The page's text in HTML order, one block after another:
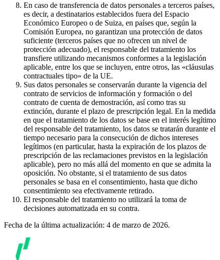
En caso de transferencia de datos personales a terceros países,
es decir, a destinatarios establecidos fuera del Espacio
Económico Europeo o de Suiza, en países que, según la
Comisión Europea, no garantizan una protección de datos
suficiente (terceros países que no ofrecen un nivel de
protección adecuado), el responsable del tratamiento los
transfiere utilizando mecanismos conformes a la legislación
aplicable, entre los que se incluyen, entre otros, las «cláusulas
contractuales tipo» de la UE.
Sus datos personales se conservarán durante la vigencia del
contrato de servicios de información y formación o del
contrato de cuenta de demostración, así como tras su
extinción, durante el plazo de prescripción legal. En la medida
en que el tratamiento de los datos se base en el interés legítimo
del responsable del tratamiento, los datos se tratarán durante el
tiempo necesario para la consecución de dichos intereses
legítimos (en particular, hasta la expiración de los plazos de
prescripción de las reclamaciones previstos en la legislación
aplicable), pero no más allá del momento en que se admita la
oposición. No obstante, si el tratamiento de sus datos
personales se basa en el consentimiento, hasta que dicho
consentimiento sea efectivamente retirado.
El responsable del tratamiento no utilizará la toma de
decisiones automatizada en su contra.
Fecha de la última actualización: 4 de marzo de 2026.